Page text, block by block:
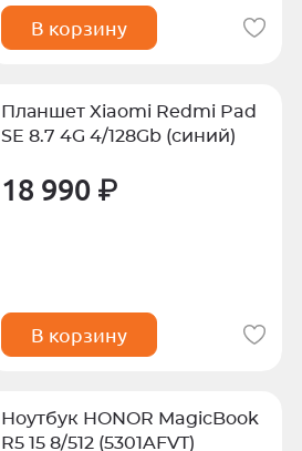
В корзину
Планшет Xiaomi Redmi Pad
SE 8.7 4G 4/128Gb (синий)
18 990 ₽
В корзину
Ноутбук HONOR MagicBook
R5 15 8/512 (5301AFVT)